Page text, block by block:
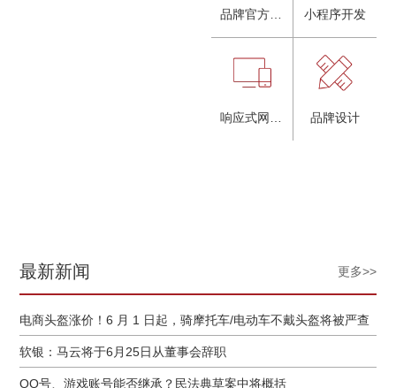
小程序开发
品牌设计
最新新闻 更多>>
电商头盔涨价！6 月 1 日起，骑摩托车/电动车不戴头盔将被严查
软银：马云将于6月25日从董事会辞职
QQ号、游戏账号能否继承？民法典草案中将概括